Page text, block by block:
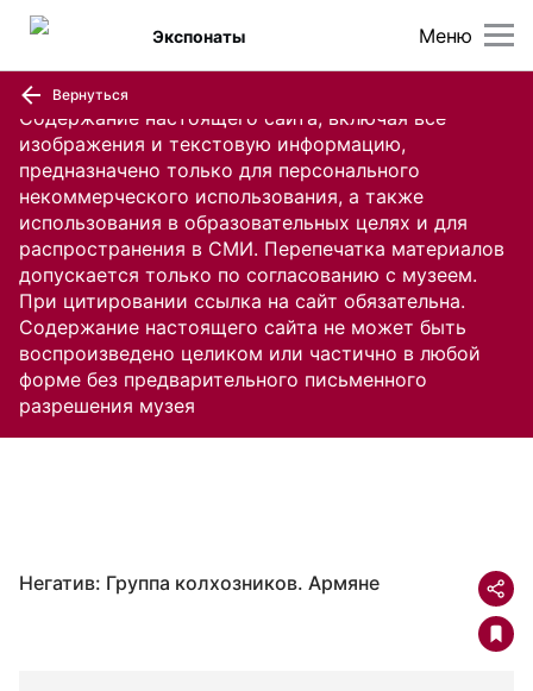
Содержание настоящего сайта, включая все
изображения и текстовую информацию,
предназначено только для персонального
некоммерческого использования, а также
использования в образовательных целях и для
распространения в СМИ. Перепечатка материалов
допускается только по согласованию с музеем.
При цитировании ссылка на сайт обязательна.
Содержание настоящего сайта не может быть
воспроизведено целиком или частично в любой
форме без предварительного письменного
разрешения музея
Меню
Экспонаты
Вернуться
Негатив: Группа колхозников. Армяне